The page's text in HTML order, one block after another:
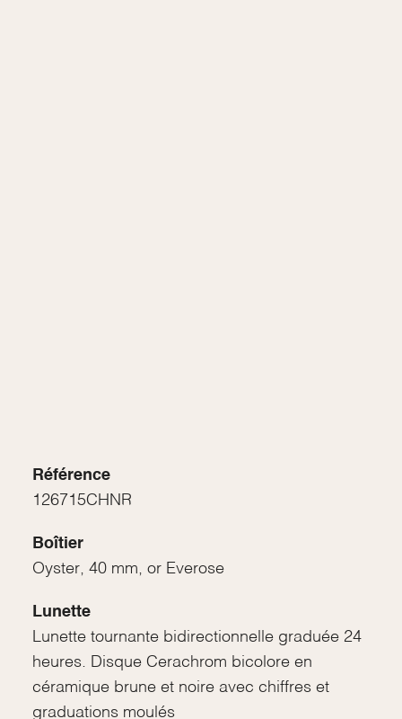
Référence
126715CHNR
Boîtier
Oyster, 40 mm, or Everose
Lunette
Lunette tournante bidirectionnelle graduée 24
heures. Disque Cerachrom bicolore en
céramique brune et noire avec chiffres et
graduations moulés